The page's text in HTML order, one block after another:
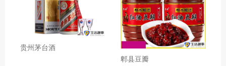
贵州茅台酒
郫县豆瓣